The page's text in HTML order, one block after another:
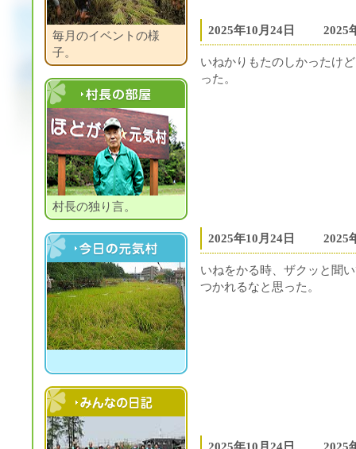
毎月のイベントの様
子。
村長の部屋
村長の独り言。
今日の元気村
村民の日記
2025年10月24日 2025
いねかりもたのしかったけ
った。
2025年10月24日 2025
いねをかる時、ザクッと聞
つかれるなと思った。